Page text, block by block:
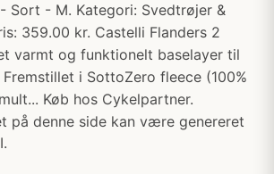
Sort - M. Kategori: Svedtrøjer &
359.00 kr. Castelli Flanders 2
varmt og funktionelt baselayer til
i SottoZero fleece (100%
Køb hos Cykelpartner.
på denne side kan være genereret